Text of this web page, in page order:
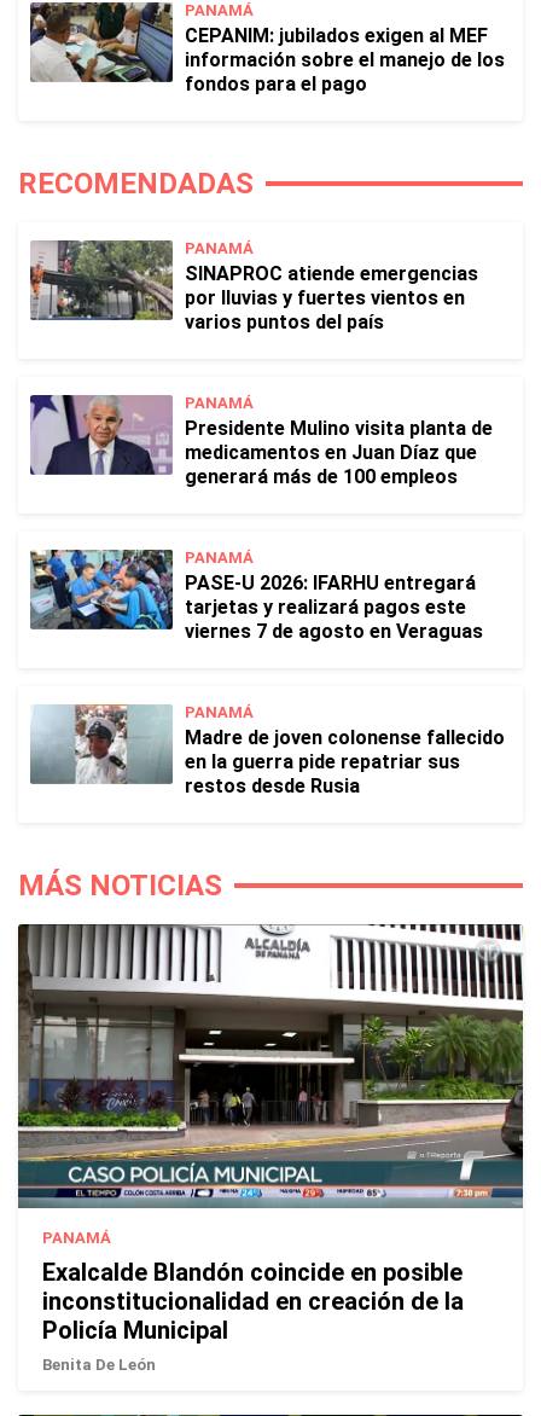
PANAMÁ
CEPANIM: jubilados exigen al MEF
información sobre el manejo de los
fondos para el pago
RECOMENDADAS
PANAMÁ
SINAPROC atiende emergencias
por lluvias y fuertes vientos en
varios puntos del país
PANAMÁ
Presidente Mulino visita planta de
medicamentos en Juan Díaz que
generará más de 100 empleos
PANAMÁ
PASE-U 2026: IFARHU entregará
tarjetas y realizará pagos este
viernes 7 de agosto en Veraguas
PANAMÁ
Madre de joven colonense fallecido
en la guerra pide repatriar sus
restos desde Rusia
MÁS NOTICIAS
PANAMÁ
Exalcalde Blandón coincide en posible
inconstitucionalidad en creación de la
Policía Municipal
Benita De León